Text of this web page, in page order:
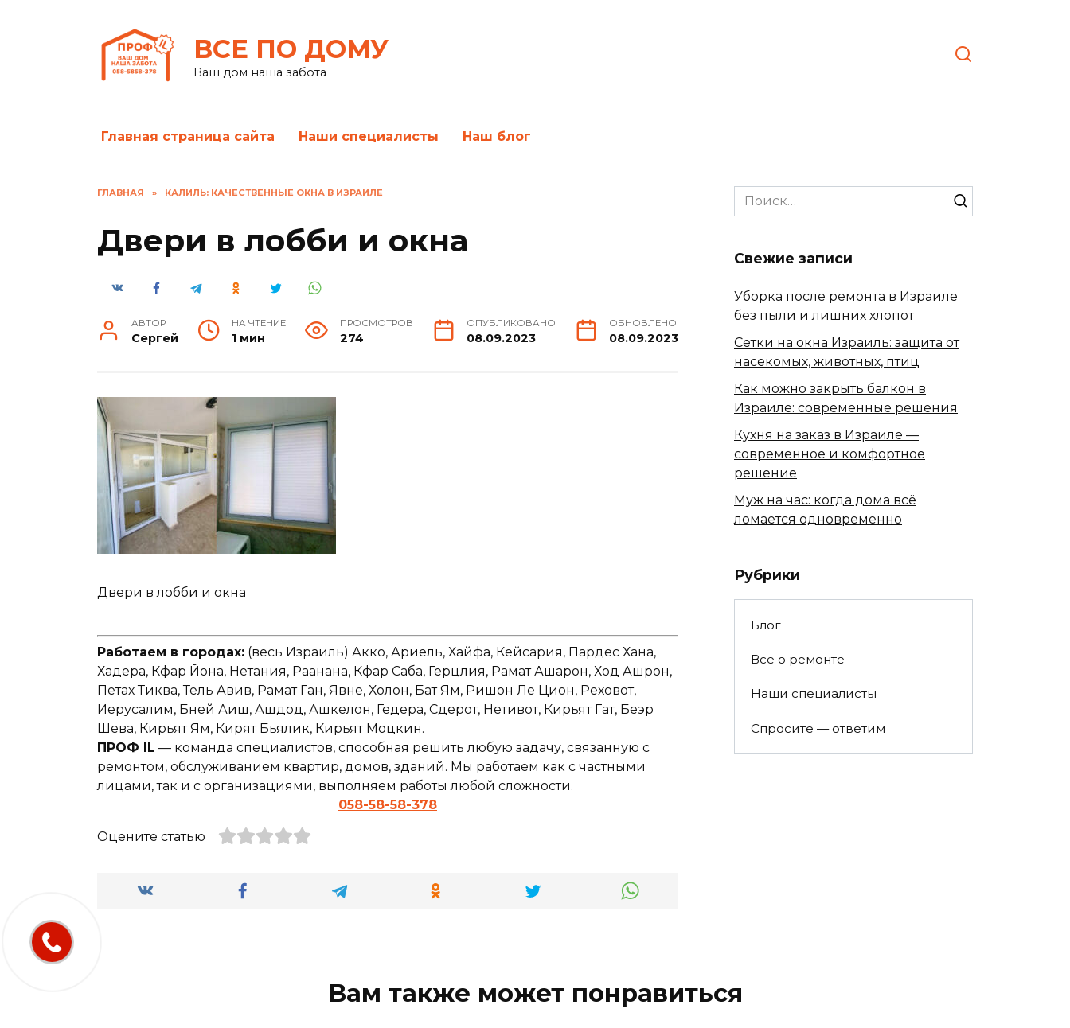
ВСЕ ПО ДОМУ
Ваш дом наша забота
Главная страница сайта Наши специалисты Наш блог
ГЛАВНАЯ » КАЛИЛЬ: КАЧЕСТВЕННЫЕ ОКНА В ИЗРАИЛЕ
Двери в лобби и окна
АВТОР
Сергей
НА ЧТЕНИЕ
1 мин
ПРОСМОТРОВ
274
ОПУБЛИКОВАНО
08.09.2023
ОБНОВЛЕНО
08.09.2023
Двери в лобби и окна
Работаем в городах: (весь Израиль) Акко, Ариель, Хайфа, Кейсария, Пардес Хана,
Хадера, Кфар Йона, Нетания, Раанана, Кфар Саба, Герцлия, Рамат Ашарон, Ход Ашрон,
Петах Тиква, Тель Авив, Рамат Ган, Явне, Холон, Бат Ям, Ришон Ле Цион, Реховот,
Иерусалим, Бней Аиш, Ашдод, Ашкелон, Гедера, Сдерот, Нетивот, Кирьят Гат, Беэр
Шева, Кирьят Ям, Кирят Бьялик, Кирьят Моцкин.
ПРОФ IL — команда специалистов, способная решить любую задачу, связанную с
ремонтом, обслуживанием квартир, домов, зданий. Мы работаем как с частными
лицами, так и с организациями, выполняем работы любой сложности.
058-58-58-378
Оцените статью
Search
for:
Свежие записи
Уборка после ремонта в Израиле
без пыли и лишних хлопот
Сетки на окна Израиль: защита от
насекомых, животных, птиц
Как можно закрыть балкон в
Израиле: современные решения
Кухня на заказ в Израиле —
современное и комфортное
решение
Муж на час: когда дома всё
ломается одновременно
Рубрики
Блог
Все о ремонте
Наши специалисты
Спросите — ответим
Вам также может понравиться